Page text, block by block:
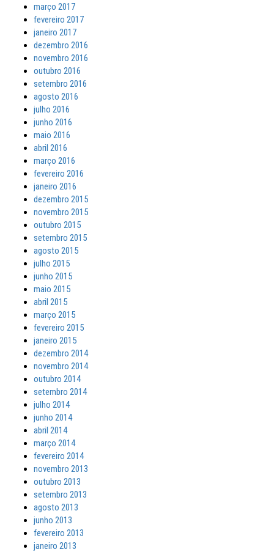
março 2017
fevereiro 2017
janeiro 2017
dezembro 2016
novembro 2016
outubro 2016
setembro 2016
agosto 2016
julho 2016
junho 2016
maio 2016
abril 2016
março 2016
fevereiro 2016
janeiro 2016
dezembro 2015
novembro 2015
outubro 2015
setembro 2015
agosto 2015
julho 2015
junho 2015
maio 2015
abril 2015
março 2015
fevereiro 2015
janeiro 2015
dezembro 2014
novembro 2014
outubro 2014
setembro 2014
julho 2014
junho 2014
abril 2014
março 2014
fevereiro 2014
novembro 2013
outubro 2013
setembro 2013
agosto 2013
junho 2013
fevereiro 2013
janeiro 2013